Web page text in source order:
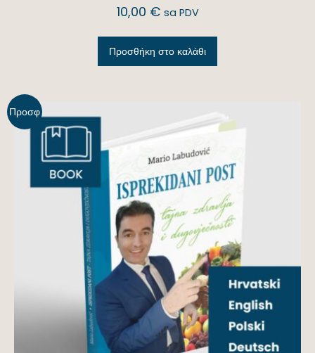
10,00 € sa PDV
Προσθήκη στο καλάθι
Προσφ